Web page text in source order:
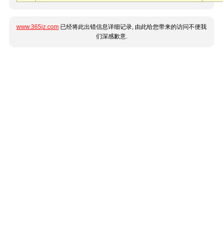
www.365jz.com 已经将此出错信息详细记录, 由此给您带来的访问不便我
们深感歉意.